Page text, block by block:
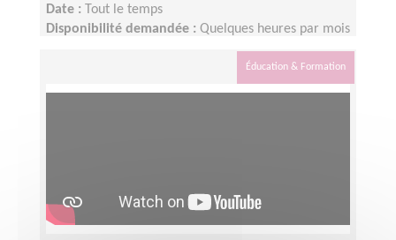
Date :
Tout le temps
Disponibilité demandée : Quelques heures par mois
Éducation & Formation